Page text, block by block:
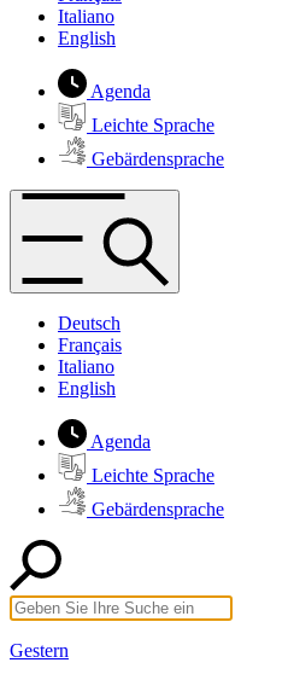
Italiano
English
Agenda
Leichte Sprache
Gebärdensprache
Deutsch
Français
Italiano
English
Agenda
Leichte Sprache
Gebärdensprache
Gestern